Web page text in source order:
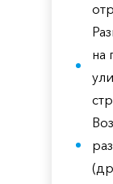
на